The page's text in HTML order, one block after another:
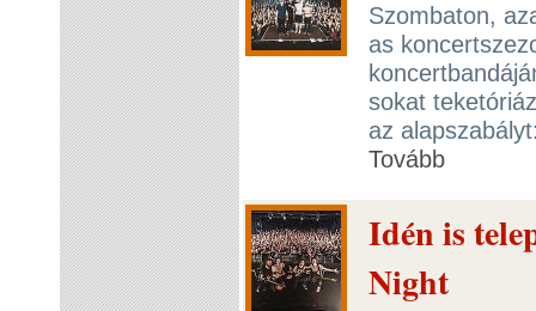
Szombaton,
as
sokat
az
Tovább
Idén is
Night